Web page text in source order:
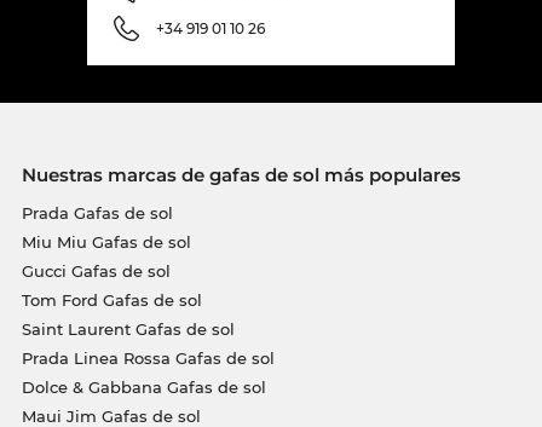
+34 919 01 10 26
Nuestras marcas de gafas de sol más populares
Prada Gafas de sol
Miu Miu Gafas de sol
Gucci Gafas de sol
Tom Ford Gafas de sol
Saint Laurent Gafas de sol
Prada Linea Rossa Gafas de sol
Dolce & Gabbana Gafas de sol
Maui Jim Gafas de sol